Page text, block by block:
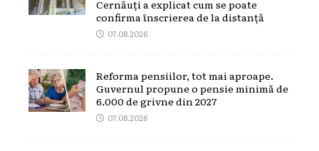
Cernăuți a explicat cum se poate
confirma înscrierea de la distanță
07.08.2026
Reforma pensiilor, tot mai aproape.
Guvernul propune o pensie minimă de
6.000 de grivne din 2027
07.08.2026